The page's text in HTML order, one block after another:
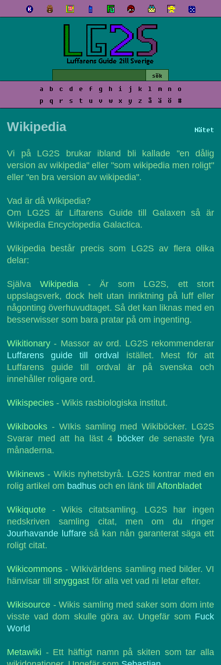
a b c d e f g h i j k l m n
o
p
q r s t u v w x y z å ä ö #
Nätet
Wikipedia
Vi på LG2S brukar ibland bli kallade "en dålig
version av wikipedia" eller "som wikipedia men roligt"
eller "en bra version av wikipedia".
Vad är då Wikipedia?
Om LG2S är Liftarens Guide till Galaxen så är
Wikipedia Encyclopedia Galactica.
Wikipedia består precis som LG2S av flera olika
delar:
SjälvaWikipedia - Är som LG2S, ett stort
uppslagsverk, dock helt utan inriktning på luff eller
någonting överhuvudtaget. Så det kan liknas med en
besserwisser som bara pratar på om ingenting.
Wikitionary- Massor av ord. LG2S rekommenderar
Luffarens guide till ordval
istället. Mest för att
Luffarens guide till ordval är på svenska och
innehåller roligare ord.
Wikispecies - Wikis rasbiologiska institut.
Wikibooks - WIkis samling med Wikiböcker. LG2S
Svarar med att ha läst 4 böcker de senaste fyra
månaderna.
Wikinews - Wikis nyhetsbyrå. LG2S kontrar med en
rolig artikel om badhus och en länk till Aftonbladet
Wikiquote - Wikis citatsamling. LG2S har ingen
nedskriven samling citat, men om du ringer
Jourhavande luffareså kan nån garanterat säga ett
roligt citat.
Wikicommons - WIkivärldens samling med bilder. VI
hänvisar till snyggast för alla vet vad ni letar efter.
Wikisource - Wikis samling med saker som dom inte
visste vad dom skulle göra av. Ungefär som Fuck
World
Metawiki - Ett häftigt namn på skiten som tar alla